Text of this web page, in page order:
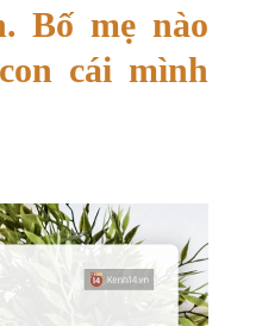
Bố mẹ nào
cái mình